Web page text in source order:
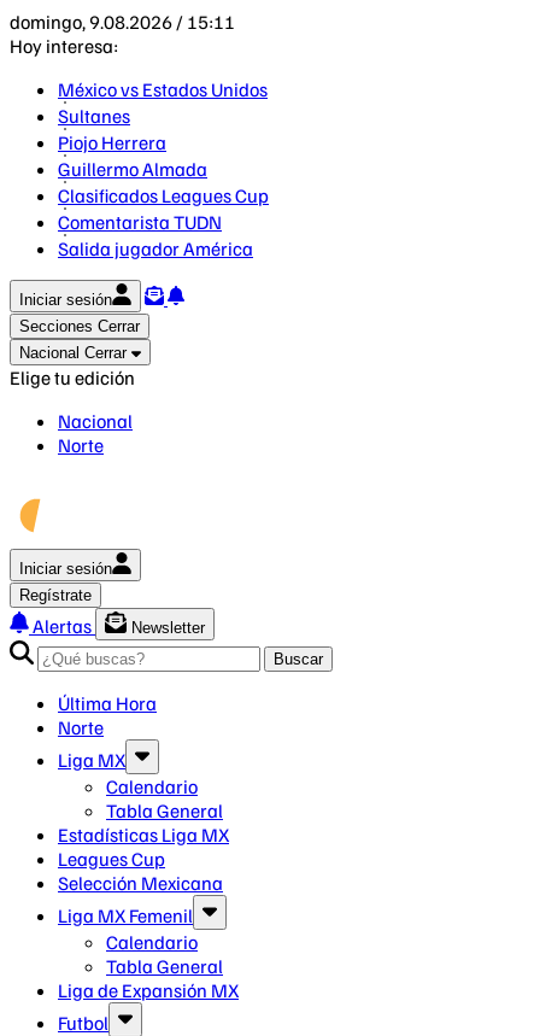
domingo, 9.08.2026 / 15:11
Hoy interesa:
México vs Estados Unidos
Sultanes
Piojo Herrera
Guillermo Almada
Clasificados Leagues Cup
Comentarista TUDN
Salida jugador América
Iniciar sesión
Secciones Cerrar
Nacional Cerrar
Elige tu edición
Nacional
Norte
Iniciar sesión
Regístrate
Alertas
Newsletter
Buscar
Última Hora
Norte
Liga MX
Calendario
Tabla General
Estadísticas Liga MX
Leagues Cup
Selección Mexicana
Liga MX Femenil
Calendario
Tabla General
Liga de Expansión MX
Futbol